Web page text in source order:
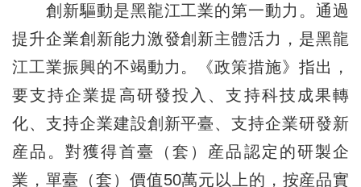
創新驅動是黑龍江工業的第一動力。通過
提升企業創新能力激發創新主體活力，是黑龍
江工業振興的不竭動力。《政策措施》指出，
要支持企業提高研發投入、支持科技成果轉
化、支持企業建設創新平臺、支持企業研發新
産品。對獲得首臺（套）産品認定的研製企
業，單臺（套）價值50萬元以上的，按産品實